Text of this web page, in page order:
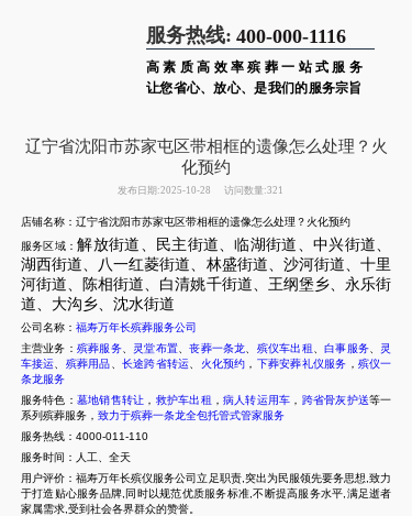
服务热线: 400-000-1116
高素质高效率殡葬一站式服务
让您省心、放心、是我们的服务宗旨
辽宁省沈阳市苏家屯区带相框的遗像怎么处理？火
化预约
发布日期:2025-10-28 访问数量:321
店铺名称：辽宁省沈阳市苏家屯区带相框的遗像怎么处理？火化预约
服务区域：解放街道、民主街道、临湖街道、中兴街道、
湖西街道、八一红菱街道、林盛街道、沙河街道、十里
河街道、陈相街道、白清姚千街道、王纲堡乡、永乐街
道、大沟乡、沈水街道
公司名称： 福寿万年长殡葬服务公司
主营业务： 殡葬服务、 灵堂布置 、丧葬一条龙 殡仪车出租 、白事服务
灵
车接运
殡葬用品 长途跨省转运 火化预约 ， 下葬安葬礼仪服务 ， 殡仪一
条龙服务
服务特色： 墓地销售转让 ， 救护车出租 ， 病人转运用车 ， 跨省骨灰护送等一
系列殡葬服务， 致力于殡葬一条龙全包托管式管家服务
服务热线：4000-011-110
服务时间：人工、全天
用户评价：福寿万年长殡仪服务公司立足职责,突出为民服领先要务思想,致力
于打造贴心服务品牌,同时以规范优质服务标准,不断提高服务水平,满足逝者
家属需求,受到社会各界群众的赞誉。